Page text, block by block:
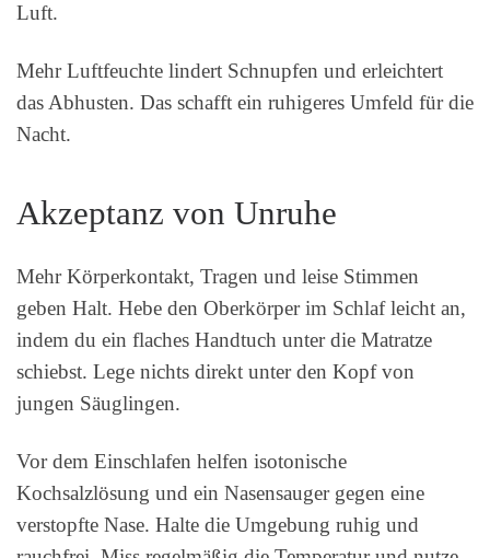
Luft.
Mehr Luftfeuchte lindert Schnupfen und erleichtert
das Abhusten. Das schafft ein ruhigeres Umfeld für die
Nacht.
Akzeptanz von Unruhe
Mehr Körperkontakt, Tragen und leise Stimmen
geben Halt. Hebe den Oberkörper im Schlaf leicht an,
indem du ein flaches Handtuch unter die Matratze
schiebst. Lege nichts direkt unter den Kopf von
jungen Säuglingen.
Vor dem Einschlafen helfen isotonische
Kochsalzlösung und ein Nasensauger gegen eine
verstopfte Nase. Halte die Umgebung ruhig und